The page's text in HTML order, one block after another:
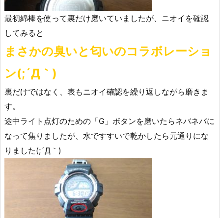
最初綿棒を使って裏だけ磨いていましたが、ニオイを確認
してみると
まさかの臭いと匂いのコラボレーショ
ン(;´Д｀)
裏だけではなく、表もニオイ確認を繰り返しながら磨きま
す。
途中ライト点灯のための「G」ボタンを磨いたらネバネバに
なって焦りましたが、水ですすいで乾かしたら元通りにな
りました(;´Д｀)